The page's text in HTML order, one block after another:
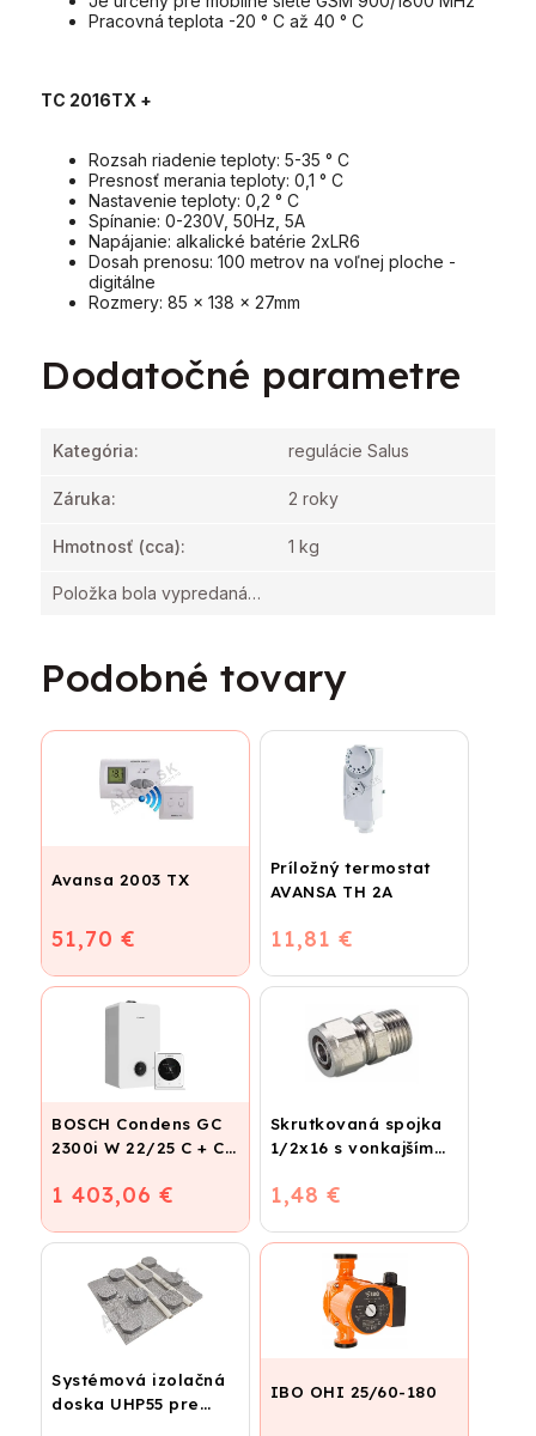
Pracovná teplota -20 ° C až 40 ° C
TC 2016TX +
Rozsah riadenie teploty: 5-35 ° C
Presnosť merania teploty: 0,1 ° C
Nastavenie teploty: 0,2 ° C
Spínanie: 0-230V, 50Hz, 5A
Napájanie: alkalické batérie 2xLR6
Dosah prenosu: 100 metrov na voľnej ploche -
digitálne
Rozmery: 85 x 138 x 27mm
Dodatočné parametre
Kategória: regulácie Salus
Záruka: 2 roky
Hmotnosť (cca): 1 kg
Položka bola vypredaná…
Podobné tovary
Avansa 2003 TX
51,70 €
Príložný termostat
AVANSA TH 2A
11,81 €
BOSCH Condens GC
2300i W 22/25 C + CR
1 403,06 €
Skrutkovaná spojka
1/2x16 s vonkajším
1,48 €
Systémová izolačná
doska UHP55 pre
IBO OHI 25/60-180